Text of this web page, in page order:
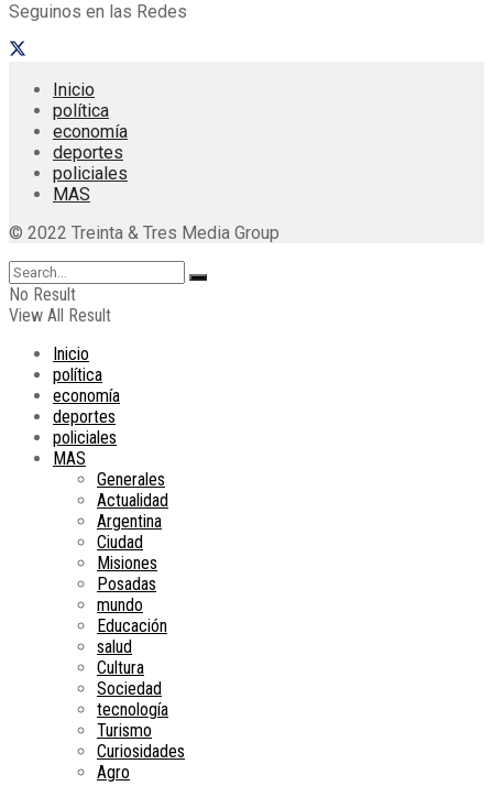
Seguinos en las Redes
Inicio
política
economía
deportes
policiales
MAS
© 2022 Treinta & Tres Media Group
No Result
View All Result
Inicio
política
economía
deportes
policiales
MAS
Generales
Actualidad
Argentina
Ciudad
Misiones
Posadas
mundo
Educación
salud
Cultura
Sociedad
tecnología
Turismo
Curiosidades
Agro